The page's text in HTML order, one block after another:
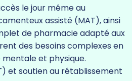
le jour même au
assisté (MAT), ainsi
de pharmacie adapté aux
des besoins complexes en
et physique.
et soutien au rétablissement